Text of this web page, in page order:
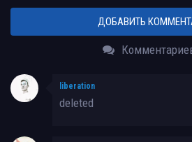
ДОБАВИТЬ
liberation
deleted